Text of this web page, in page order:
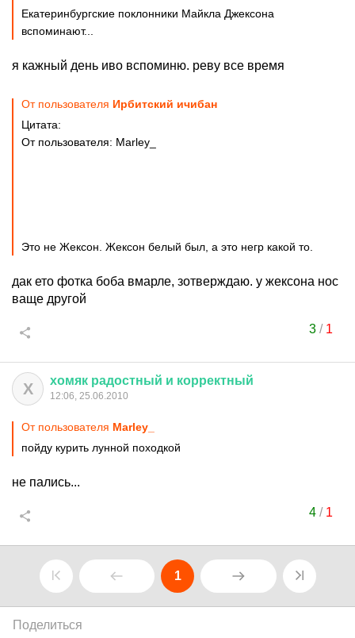
Екатеринбургские поклонники Майкла Джексона
вспоминают...
я кажный день иво вспоминю. реву все время
От пользователя Ирбитский ичибан
Цитата:
От пользователя: Marley_
Это не Жексон. Жексон белый был, а это негр какой то.
дак ето фотка боба вмарле, зотверждаю. у жексона нос
ваще другой
3/ 1
Х хомяк радостный и корректный
12:06, 25.06.2010
От пользователя Marley_
пойду курить лунной походкой
не пались...
4/ 1
1
Поделиться